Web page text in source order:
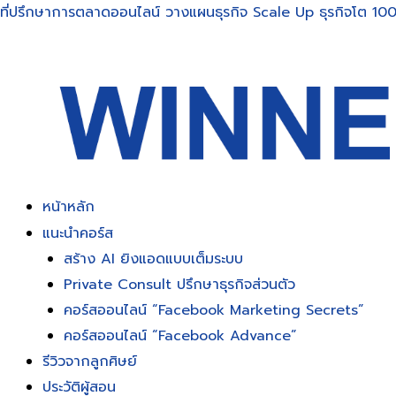
Skip
ที่ปรึกษาการตลาดออนไลน์ วางแผนธุรกิจ Scale Up ธุรกิจโต
หน้าหลัก
แนะนำคอร์ส
สร้าง AI ยิงแอดแบบเต็มระบบ
Private Consult ปรึกษาธุรกิจส่วนตัว
คอร์สออนไลน์ “Facebook Marketing Secrets”
คอร์สออนไลน์ “Facebook Advance”
รีวิวจากลูกศิษย์
ประวัติผู้สอน